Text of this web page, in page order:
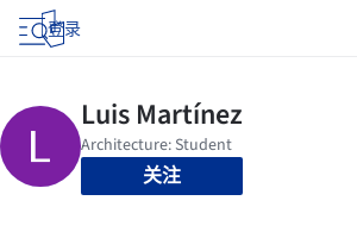
登录
关注